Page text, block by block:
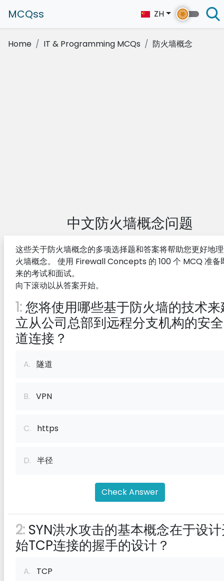
MCQss ZH
Home IT & Programming MCQs 防火墙概念
中文防火墙概念问题
这些关于防火墙概念的多项选择题和答案将帮助您更好地
火墙概念。 使用 Firewall Concepts 的 100 个 MCQ 准备
来的考试和面试。
向下滚动以从答案开始。
1:您将使用哪些基于防火墙的技术来
立从公司总部到远程分支机构的安
道连接？
A. 隧道
B. VPN
C. https
D. 半径
Check Answer
2: SYN洪水攻击的基本概念在于设
始TCP连接的握手的设计？
A. TCP